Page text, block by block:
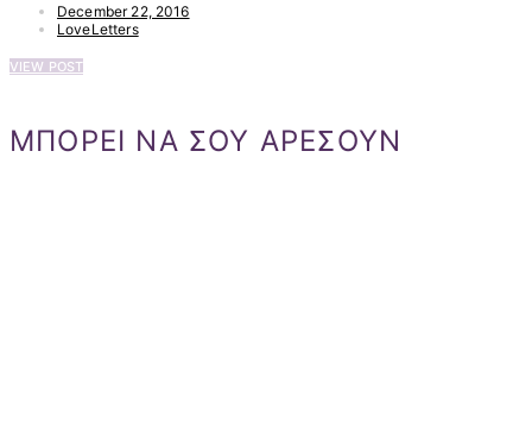
December 22, 2016
LoveLetters
VIEW POST
ΜΠΟΡΕΙ ΝΑ ΣΟΥ ΑΡΕΣΟΥΝ